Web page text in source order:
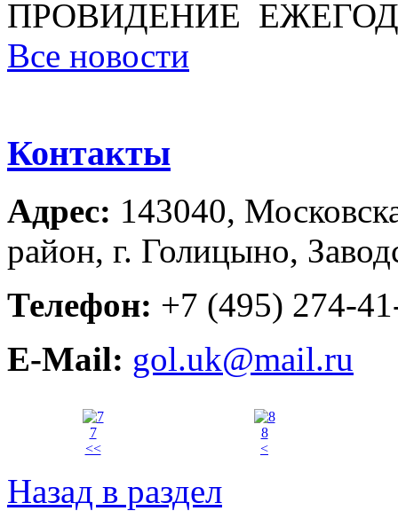
ПРОВИДЕНИЕ
Все новости
Контакты
Адрес: 143040,
район, г. Голицыно,
Телефон: +7 (495) 274-
E-Mail: gol.uk@mail.ru
7
8
<<
<
Назад в раздел